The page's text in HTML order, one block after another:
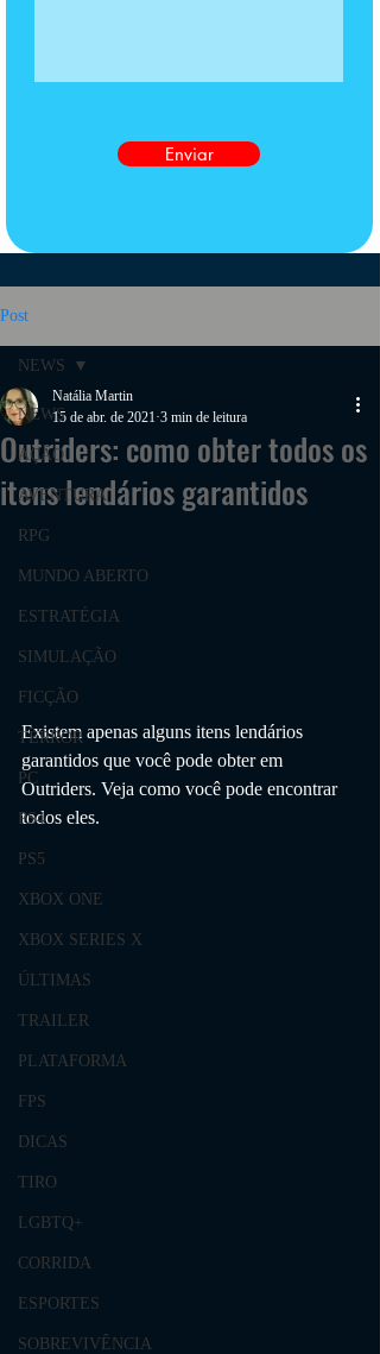
Enviar
Post
NEWS
AÇÃO
AVENTURA
RPG
MUNDO ABERTO
ESTRATÉGIA
SIMULAÇÃO
FICÇÃO
TERROR
PC
PS4
PS5
XBOX ONE
XBOX SERIES X
ÚLTIMAS
TRAILER
PLATAFORMA
FPS
DICAS
TIRO
LGBTQ+
CORRIDA
ESPORTES
SOBREVIVÊNCIA
NEWS
Outriders: como obter todos os
itens lendários garantidos
Natália Martin
15 de abr. de 2021 3 min de leitura
Existem apenas alguns itens lendários
garantidos que você pode obter em
Outriders. Veja como você pode encontrar
todos eles.